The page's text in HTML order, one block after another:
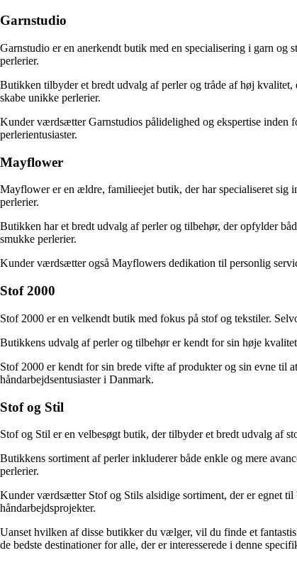
Garnstudio
Garnstudio er en anerkendt butik med en specialisering i garn
perlerier.
Butikken tilbyder et bredt udvalg af perler og tråde af høj
skabe unikke perlerier.
Kunder værdsætter Garnstudios pålidelighed og ekspertise inden
perlerientusiaster.
Mayflower
Mayflower er en ældre, familieejet butik, der har specialiseret sig
perlerier.
Butikken har et bredt udvalg af perler og tilbehør, der opfylder
smukke perlerier.
Kunder værdsætter også Mayflowers dedikation til personlig
Stof 2000
Stof 2000 er en velkendt butik med fokus på stof og tekstiler.
Butikkens udvalg af perler og tilbehør er kendt for sin høje
Stof 2000 er kendt for sin brede vifte af produkter og sin evne
håndarbejdsentusiaster i Danmark.
Stof og Stil
Stof og Stil er en velbesøgt butik, der tilbyder et bredt udvalg af
Butikkens sortiment af perler inkluderer både enkle og mere
perlerier.
Kunder værdsætter Stof og Stils alsidige sortiment, der er egnet til
håndarbejdsprojekter.
Uanset hvilken af disse butikker du vælger, vil du finde et
de bedste destinationer for alle, der er interesserede i denne